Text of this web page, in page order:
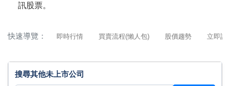
訊股票。
快速導覽： 即時行情 買賣流程(懶人包) 股價趨勢 立即詢
搜尋其他未上市公司
搜尋其他未上市公司